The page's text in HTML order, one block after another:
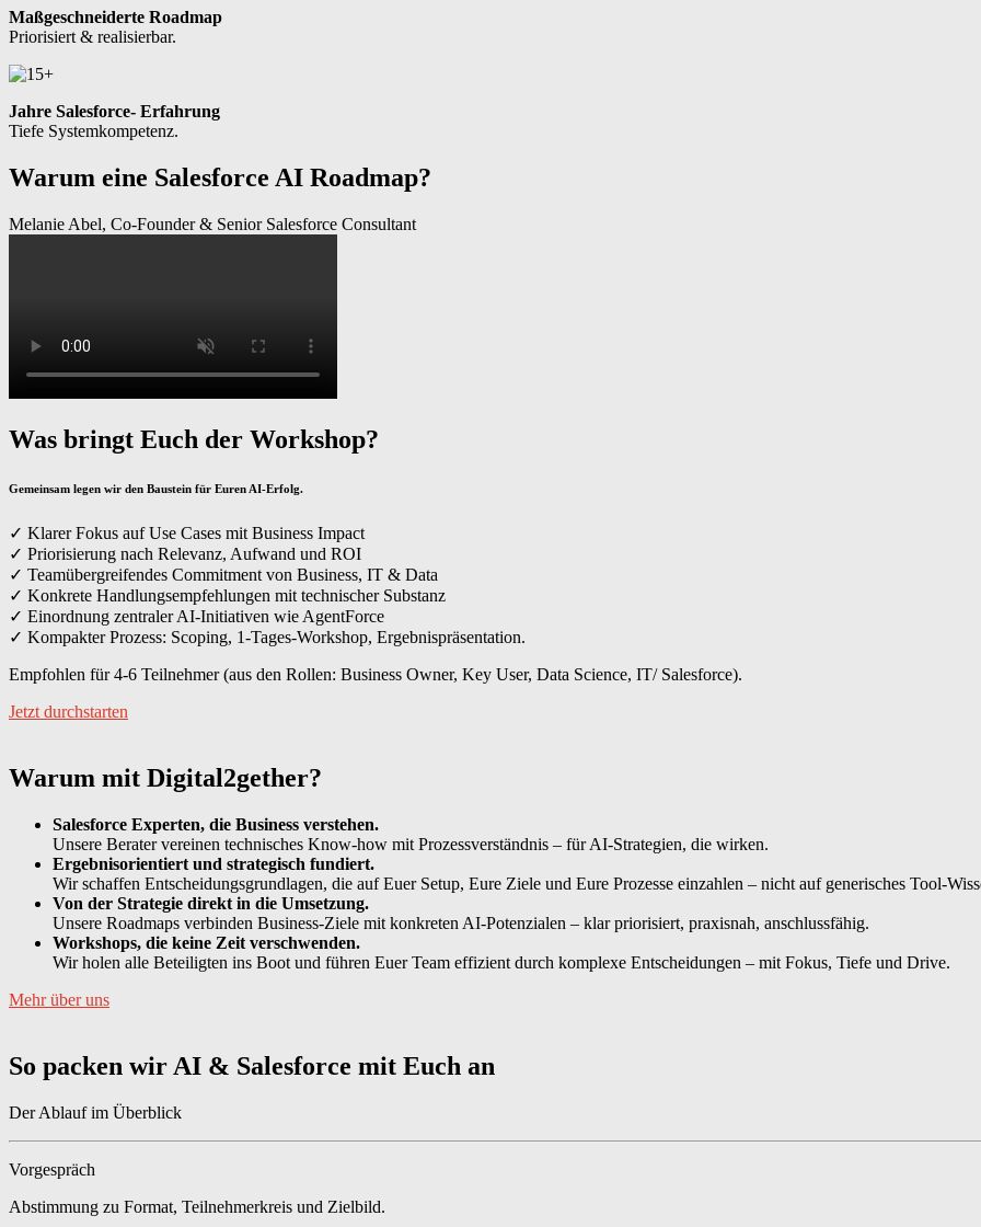
Maßgeschneiderte Roadmap
Priorisiert & realisierbar.
Jahre Salesforce- Erfahrung
Tiefe Systemkompetenz.
Warum eine Salesforce AI Roadmap?
Melanie Abel, Co-Founder & Senior Salesforce Consultant
Was bringt Euch der Workshop?
Gemeinsam legen wir den Baustein für Euren AI-Erfolg.
✓ Klarer Fokus auf Use Cases mit Business Impact
✓ Priorisierung nach Relevanz, Aufwand und ROI
✓ Teamübergreifendes Commitment von Business, IT & Data
✓ Konkrete Handlungsempfehlungen mit technischer Substanz
✓ Einordnung zentraler AI-Initiativen wie AgentForce
✓ Kompakter Prozess: Scoping, 1-Tages-Workshop, Ergebnispräsentation.
Empfohlen für 4-6 Teilnehmer (aus den Rollen: Business Owner, Key User, Data Science, IT/ Salesforce).
Jetzt durchstarten
Warum mit Digital2gether?
Salesforce Experten, die Business verstehen.
Unsere Berater vereinen technisches Know-how mit Prozessverständnis – für AI-Strategien, die wirken.
Ergebnisorientiert und strategisch fundiert.
Wir schaffen Entscheidungsgrundlagen, die auf Euer Setup, Eure Ziele und Eure Prozesse einzahlen – nicht auf generisches Tool-
Von der Strategie direkt in die Umsetzung.
Unsere Roadmaps verbinden Business-Ziele mit konkreten AI-Potenzialen – klar priorisiert, praxisnah, anschlussfähig.
Workshops, die keine Zeit verschwenden.
Wir holen alle Beteiligten ins Boot und führen Euer Team effizient durch komplexe Entscheidungen – mit Fokus, Tiefe und Drive.
Mehr über uns
So packen wir AI & Salesforce mit Euch an
Der Ablauf im Überblick
Vorgespräch
Abstimmung zu Format, Teilnehmerkreis und Zielbild.